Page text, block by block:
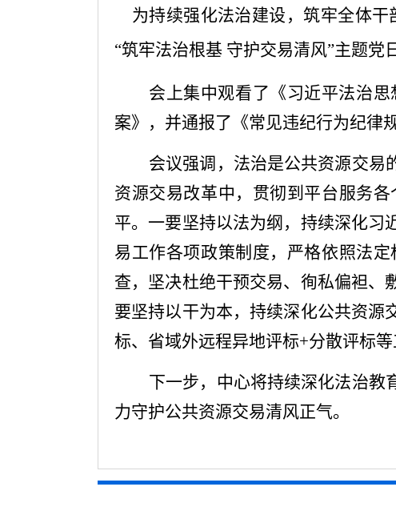
为持续强化法治建设，筑牢全体干
“筑牢法治根基 守护交易清风”主题党
会上集中观看了《习近平法治
案》，并通报了《常见违纪行为纪律
会议强调，法治是公共资源交易
资源交易改革中，贯彻到平台服务
平。一要坚持以法为纲，持续深化习
易工作各项政策制度，严格依照法
查，坚决杜绝干预交易、徇私偏袒、
要坚持以干为本，持续深化公共资源
标、省域外远程异地评标+分散评标
下一步，中心将持续深化法治教
力守护公共资源交易清风正气。